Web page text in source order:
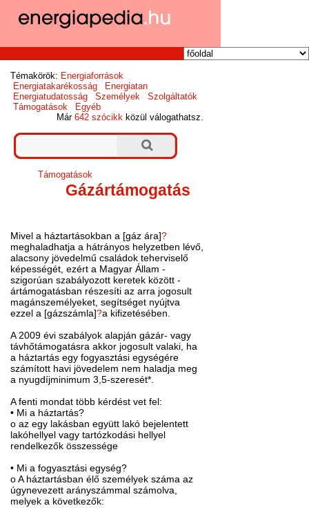
Témakörök: Energiaforrások
Energiatakarékosság
Energiatan
Energiatudatosság
Személyek
Szolgáltatók
Támogatások
Egyéb
Már642 szócikk közül válogathatsz.
Támogatások
Gázártámogatás
Mivel a háztartásokban a [gáz ára]?
meghaladhatja a hátrányos helyzetben lévő,
alacsony jövedelmű családok teherviselő
képességét, ezért a Magyar Állam -
szigorúan szabályozott keretek között -
ártámogatásban részesíti az arra jogosult
magánszemélyeket, segítséget nyújtva
ezzel a [gázszámla]?a kifizetésében.
A 2009 évi szabályok alapján gázár- vagy
távhőtámogatásra akkor jogosult valaki, ha
a háztartás egy fogyasztási egységére
számított havi jövedelem nem haladja meg
a nyugdíjminimum 3,5-szeresét*.
A fenti mondat több kérdést vet fel:
• Mi a háztartás?
o az egy lakásban együtt lakó bejelentett
lakóhellyel vagy tartózkodási hellyel
rendelkezők összessége
• Mi a fogyasztási egység?
o A háztartásban élő személyek száma az
úgynevezett arányszámmal számolva,
melyek a következők: